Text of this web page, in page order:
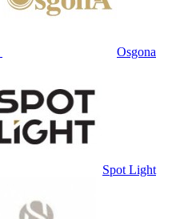
Osgona
Spot Light